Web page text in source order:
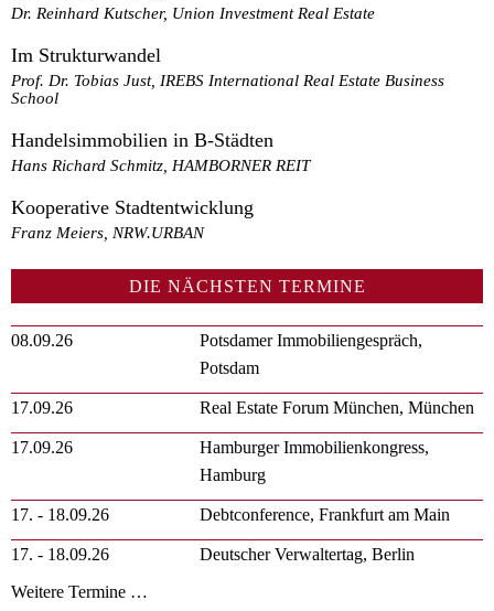
Dr. Reinhard Kutscher, Union Investment Real Estate
Im Strukturwandel
Prof. Dr. Tobias Just, IREBS International Real Estate Business
School
Handelsimmobilien in B-Städten
Hans Richard Schmitz, HAMBORNER REIT
Kooperative Stadtentwicklung
Franz Meiers, NRW.URBAN
DIE NÄCHSTEN TERMINE
08.09.26
Potsdamer Immobiliengespräch,
Potsdam
17.09.26 Real Estate Forum München, München
17.09.26
Hamburger Immobilienkongress,
Hamburg
17. - 18.09.26 Debtconference, Frankfurt am Main
17. - 18.09.26
Deutscher Verwaltertag, Berlin
Weitere Termine …